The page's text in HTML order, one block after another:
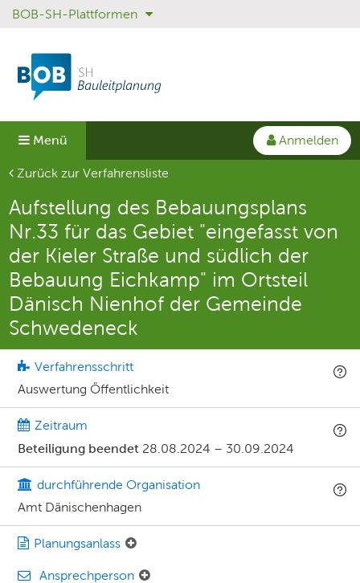
Sprungmenü
Direkt
Hauptnavigation
springen
Direkt
Inhalt
springen
BOB-SH-Plattformen
Menü
Anmelden
Aktuelle Seite
Zurück zur Verfahrensliste
Aufstellung des Bebauungsplans
Nr.33 für das Gebiet "eingefasst von
der Kieler Straße und südlich der
Bebauung Eichkamp" im Ortsteil
Dänisch Nienhof der Gemeinde
Schwedeneck
Verfahrensschritt
Auswertung Öffentlichkeit
Zeitraum
Beteiligung beendet 28.08.2024 – 30.09.2024
durchführende Organisation
Amt Dänischenhagen
Planungsanlass
Ansprechperson